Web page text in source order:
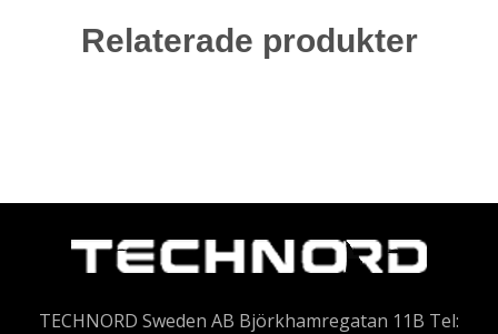
Relaterade produkter
TECHNORD Sweden AB Björkhamregatan 11B Tel: